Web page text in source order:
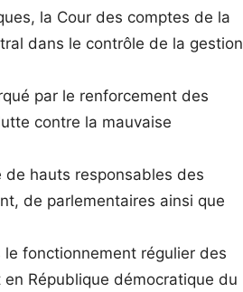
la Cour des comptes de la
dans le contrôle de la gestion
par le renforcement des
contre la mauvaise
de hauts responsables des
de parlementaires ainsi que
fonctionnement régulier des
République démocratique du